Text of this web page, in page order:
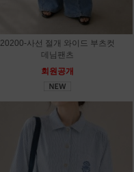
20200-사선 절개 와이드 부츠컷
데님팬츠
회원공개